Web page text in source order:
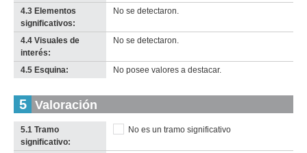
4.3 Elementos
significativos:
No se detectaron.
4.4 Visuales de
interés:
No se detectaron.
4.5 Esquina: No posee valores a destacar.
5 Valoración
5.1 Tramo
significativo:
No es un tramo significativo